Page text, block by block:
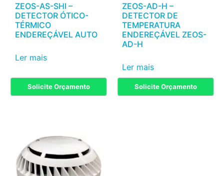
ZEOS-AS-SHI –
DETECTOR ÓTICO-
TÉRMICO
ENDEREÇÁVEL AUTO
Solicite Orçamento
Ler mais
ZEOS-AD-H –
DETECTOR DE
TEMPERATURA
ENDEREÇÁVEL ZEOS-
AD-H
Solicite Orçamento
Ler mais